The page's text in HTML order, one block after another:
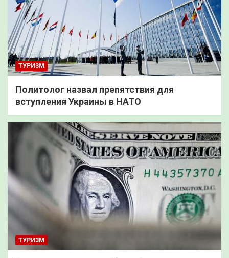
ТУРИЗМ
Политолог назвал препятствия для
вступления Украины в НАТО
ТУРИЗМ